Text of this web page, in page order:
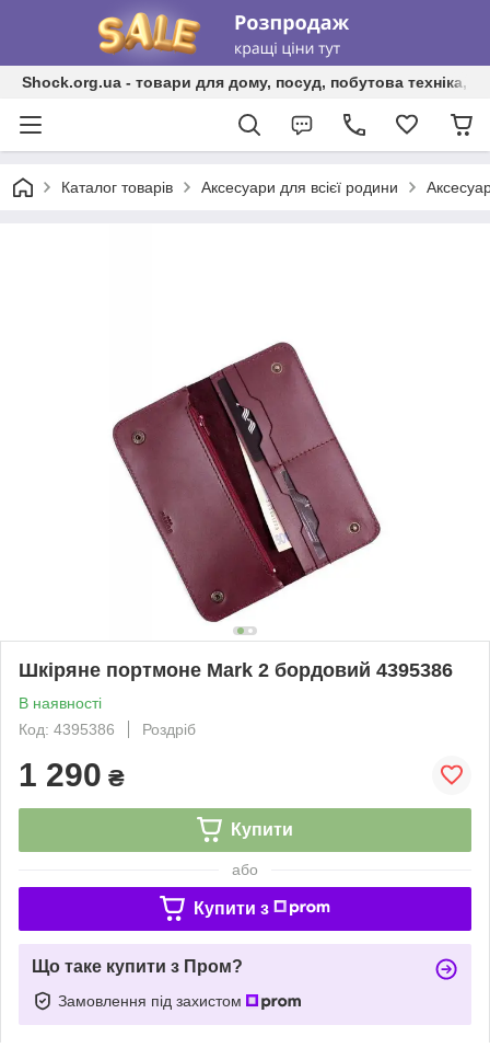
Shock.org.ua - товари для дому, посуд, побутова техніка,
Каталог товарів Аксесуари для всієї родини
Шкіряне портмоне Mark 2 бордовий 4395386
В наявності
Код: 4395386
Роздріб
1 290 ₴
Купити
або
Купити з
Що таке купити з Пром?
Замовлення під захистом